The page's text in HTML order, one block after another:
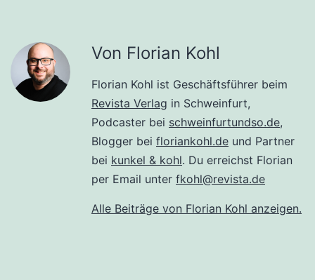
Von Florian Kohl
Florian Kohl ist Geschäftsführer beim
Revista Verlag in Schweinfurt,
Podcaster bei schweinfurtundso.de,
Blogger bei floriankohl.de und Partner
bei kunkel & kohl. Du erreichst Florian
per Email unter fkohl@revista.de
Alle Beiträge von Florian Kohl anzeigen.